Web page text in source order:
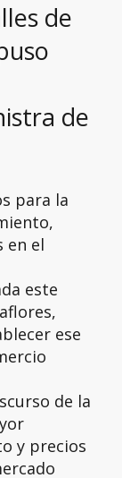
de
de
para la
en el
este
ese
de la
y precios